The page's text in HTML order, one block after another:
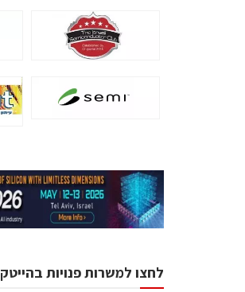
לחצו למשרות פנויות בהייטק